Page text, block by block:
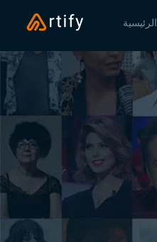
الرئيسية